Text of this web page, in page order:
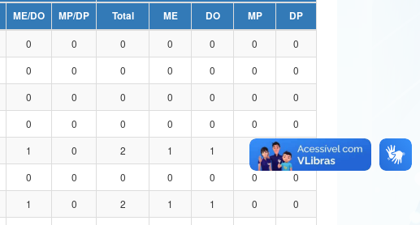
ME/DO MP/DP Total ME DO MP
DP
0 0 0 0 0 0
0
0 0 0 0 0 0
0
0 0 0 0 0 0
0
0 0 0 0 0 0
0
1 0 2 1 1
0
0 0 0 0 0 0
0
1 0 2 1 1 0
0